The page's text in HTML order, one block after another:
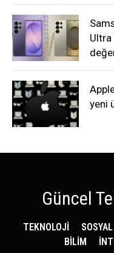
Ultra
yeni
Güncel
TEKNOLOJİ
BİLİM